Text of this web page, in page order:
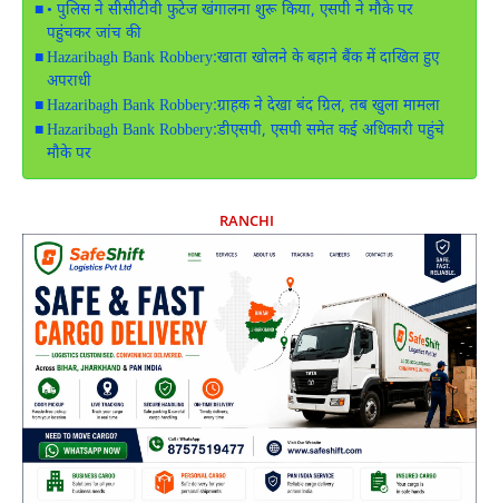
• पुलिस ने सीसीटीवी फुटेज खंगालना शुरू किया, एसपी ने मौके पर
पहुंचकर जांच की
Hazaribagh Bank Robbery:खाता खोलने के बहाने बैंक में दाखिल हुए
अपराधी
Hazaribagh Bank Robbery:ग्राहक ने देखा बंद ग्रिल, तब खुला मामला
Hazaribagh Bank Robbery:डीएसपी, एसपी समेत कई अधिकारी पहुंचे
मौके पर
RANCHI